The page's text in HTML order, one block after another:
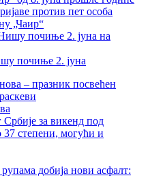
„Чаир“
почиње 2. јуна